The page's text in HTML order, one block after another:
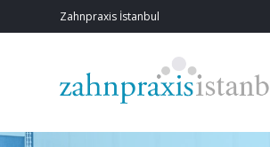
Zahnpraxis İstanbul